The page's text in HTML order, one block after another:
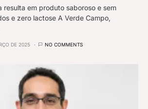
resulta em produto saboroso e sem
e zero lactose A Verde Campo,
DE 2025 NO COMMENTS